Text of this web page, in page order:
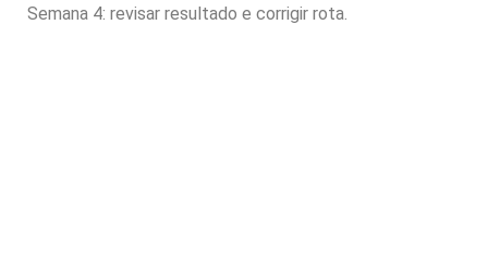
Semana 4: revisar resultado e corrigir rota.